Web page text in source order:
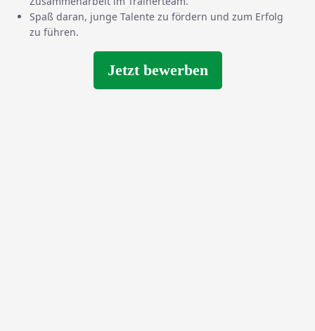
Spaß daran, junge Talente zu fördern und zum Erfolg
zu führen.
Jetzt bewerben